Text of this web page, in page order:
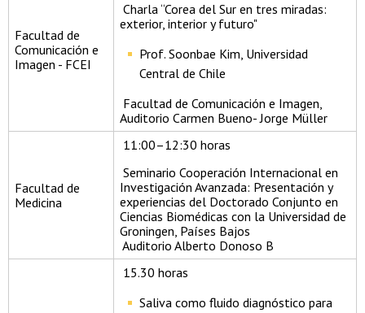
Facultad de
Comunicación e
Imagen - FCEI
Charla “Corea del Sur en tres miradas:
exterior, interior y futuro"
Prof. Soonbae Kim, Universidad
Central de Chile
Facultad de Comunicación e Imagen,
Auditorio Carmen Bueno- Jorge Müller
Facultad de
Medicina
11:00–12:30 horas
Seminario Cooperación Internacional en
Investigación Avanzada: Presentación y
experiencias del Doctorado Conjunto en
Ciencias Biomédicas con la Universidad de
Groningen, Países Bajos
Auditorio Alberto Donoso B
15.30 horas
Saliva como fluido diagnóstico para